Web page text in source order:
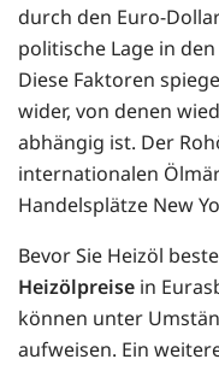
durch den Euro-
politische Lage in
Diese Faktoren
wider, von denen
abhängig ist. Der
internationalen
Handelsplätze New
Bevor Sie Heizöl
Heizölpreise in
können unter
aufweisen. Ein